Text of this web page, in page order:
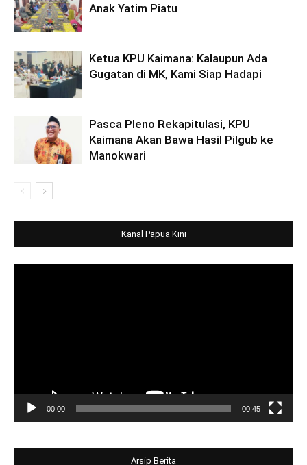
Anak Yatim Piatu
Ketua KPU Kaimana: Kalaupun Ada
Gugatan di MK, Kami Siap Hadapi
Pasca Pleno Rekapitulasi, KPU
Kaimana Akan Bawa Hasil Pilgub ke
Manokwari
Kanal Papua Kini
00:00 00:45
Arsip Berita